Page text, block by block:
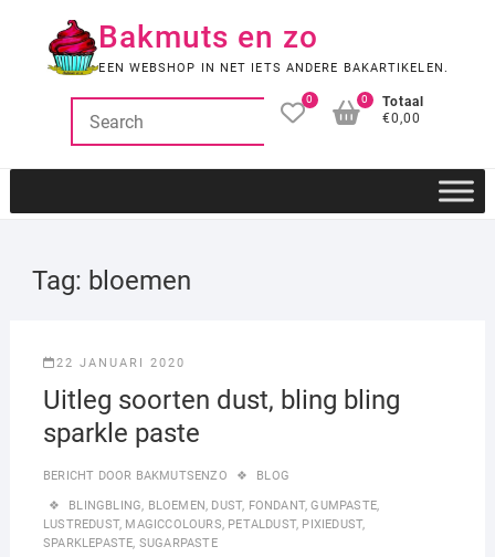
Bakmuts en zo
EEN WEBSHOP IN NET IETS ANDERE BAKARTIKELEN.
0
Totaal
€0,00
0
Tag: bloemen
22 JANUARI 2020
Uitleg soorten dust, bling bling
sparkle paste
BERICHT DOOR BAKMUTSENZO BLOG
BLINGBLING, BLOEMEN, DUST, FONDANT,GUMPASTE,
LUSTREDUST, MAGICCOLOURS, PETALDUST, PIXIEDUST,
SPARKLEPASTE, SUGARPASTE